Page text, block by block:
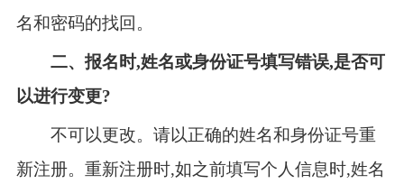
名和密码的找回。
二、报名时,姓名或身份证号填写错误,是否可
以进行变更?
不可以更改。请以正确的姓名和身份证号重
新注册。重新注册时,如之前填写个人信息时,姓名